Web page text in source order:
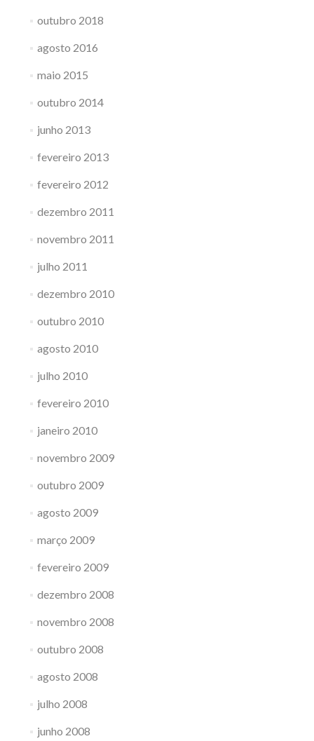
outubro 2018
agosto 2016
maio 2015
outubro 2014
junho 2013
fevereiro 2013
fevereiro 2012
dezembro 2011
novembro 2011
julho 2011
dezembro 2010
outubro 2010
agosto 2010
julho 2010
fevereiro 2010
janeiro 2010
novembro 2009
outubro 2009
agosto 2009
março 2009
fevereiro 2009
dezembro 2008
novembro 2008
outubro 2008
agosto 2008
julho 2008
junho 2008